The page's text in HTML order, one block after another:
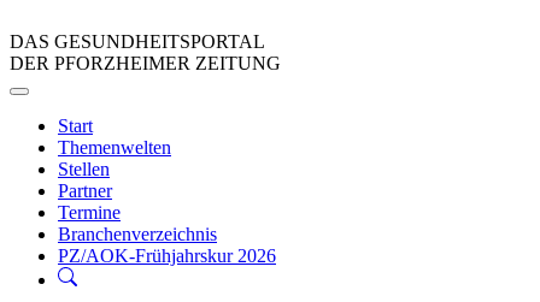
DAS GESUNDHEITSPORTAL
DER PFORZHEIMER ZEITUNG
Start
Themenwelten
Stellen
Partner
Termine
Branchenverzeichnis
PZ/AOK-Frühjahrskur 2026